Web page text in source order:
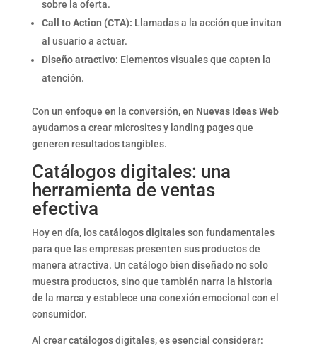
sobre la oferta.
Call to Action (CTA): Llamadas a la acción que invitan
al usuario a actuar.
Diseño atractivo: Elementos visuales que capten la
atención.
Con un enfoque en la conversión, en Nuevas Ideas Web
ayudamos a crear microsites y landing pages que
generen resultados tangibles.
Catálogos digitales: una
herramienta de ventas
efectiva
Hoy en día, loscatálogos digitalesson fundamentales
para que las empresas presenten sus productos de
manera atractiva. Un catálogo bien diseñado no solo
muestra productos, sino que también narra la historia
de la marca y establece una conexión emocional con el
consumidor.
Al crear catálogos digitales, es esencial considerar: